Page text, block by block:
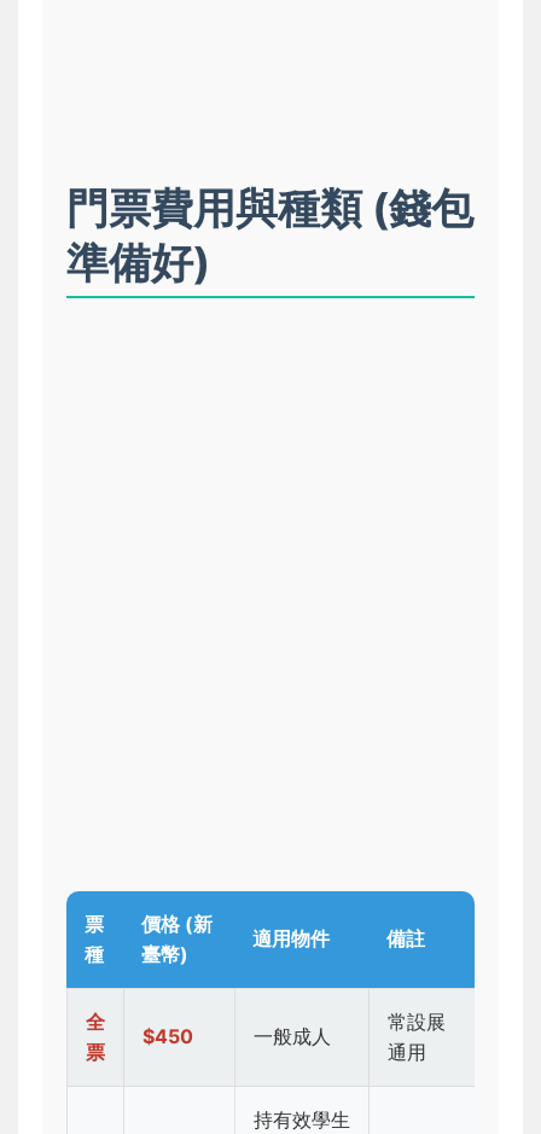
門票費用與種類 (錢包
準備好)
票
種
價格 (新
臺幣)
適用物件 備註
全
票
$450 一般成人
常設展
通用
持有效學生